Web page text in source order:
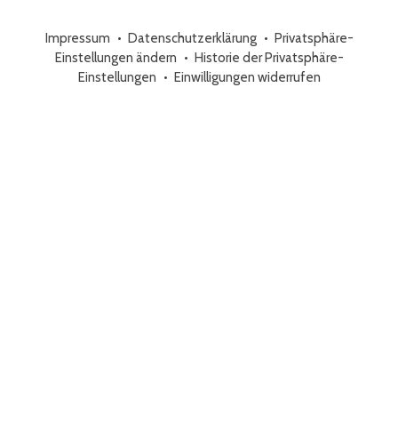
Impressum Datenschutzerklärung
Privatsphäre-
Einstellungen ändern
Historie der Privatsphäre-
Einstellungen
Einwilligungen widerrufen